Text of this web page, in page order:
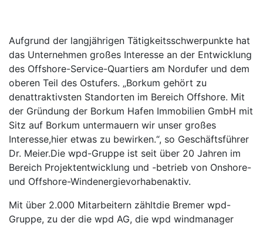
Aufgrund der langjährigen Tätigkeitsschwerpunkte hat
das Unternehmen großes Interesse an der Entwicklung
des Offshore-Service-Quartiers am Nordufer und dem
oberen Teil des Ostufers. „Borkum gehört zu
denattraktivsten Standorten im Bereich Offshore. Mit
der Gründung der Borkum Hafen Immobilien GmbH mit
Sitz auf Borkum untermauern wir unser großes
Interesse,hier etwas zu bewirken.“, so Geschäftsführer
Dr. Meier.Die wpd-Gruppe ist seit über 20 Jahren im
Bereich Projektentwicklung und -betrieb von Onshore-
und Offshore-Windenergievorhabenaktiv.
Mit über 2.000 Mitarbeitern zähltdie Bremer wpd-
Gruppe, zu der die wpd AG, die wpd windmanager